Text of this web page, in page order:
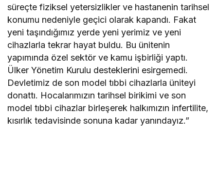
süreçte fiziksel yetersizlikler ve hastanenin tarihsel
konumu nedeniyle geçici olarak kapandı. Fakat
yeni taşındığımız yerde yeni yerimiz ve yeni
cihazlarla tekrar hayat buldu. Bu ünitenin
yapımında özel sektör ve kamu işbirliği yaptı.
Ülker Yönetim Kurulu desteklerini esirgemedi.
Devletimiz de son model tıbbi cihazlarla üniteyi
donattı. Hocalarımızın tarihsel birikimi ve son
model tıbbi cihazlar birleşerek halkımızın infertilite,
kısırlık tedavisinde sonuna kadar yanındayız.”